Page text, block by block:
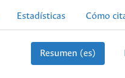
Estadísticas Cómo
Resumen (es)